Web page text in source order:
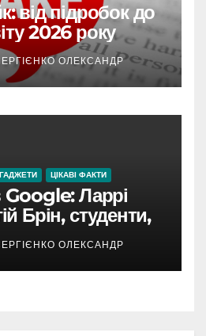
від підробок до
2026 року
ОЛЕКСАНДР
ЦІКАВІ ФАКТИ
Ларрі
Брін, студенти,
інтернет
ОЛЕКСАНДР